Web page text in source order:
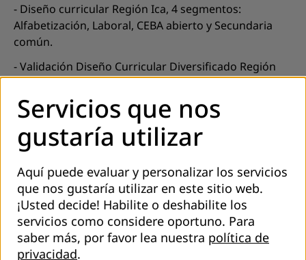
- Diseño curricular Región Ica, 4 segmentos:
Alfabetización, Laboral, CEBA abierto y Secundaria
común.
- Validación Diseño Curricular Diversificado Región
Puno.
- Diplomado Currículum globALE.
Fortalecimiento institucional en
EPJA
- Propuesta de Modelos de Gestión para los CEBAs.
- Acompañamiento a Red de docentes de CEBAs en la
Región Lima.
EPJA con enfoque laboral
Servicios que nos
gustaría utilizar
Aquí puede evaluar y personalizar los servicios
que nos gustaría utilizar en este sitio web.
¡Usted decide! Habilite o deshabilite los
servicios como considere oportuno. Para
saber más, por favor lea nuestra política de
privacidad.